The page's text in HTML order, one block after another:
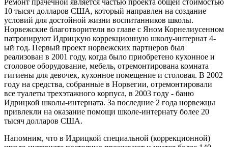
Ремонт прачечной является частью проекта общей стоимостью
10 тысяч долларов США, который направлен на создание
условий для достойной жизни воспитанников школы.
Норвежские благотворители во главе с Яном Корнелиусенном
патронируют Идрицкую коррекционную школу-интернат 4-
ый год. Первый проект норвежских партнеров был
реализован в 2001 году, когда было приобретено кухонное и
столовое оборудование, мебель, отремонтирована комната
гигиены для девочек, кухонное помещение и столовая. В 2002
году на средства, собранные в Норвегии, отремонтировали
все туалеты трехэтажного корпуса, в 2003 году - баню
Идрицкой школы-интерната. За последние 2 года норвежцы
привлекли на оказание помощи школе-интернату более 20
тысяч долларов США.
Напомним, что в Идрицкой специальной (коррекционной)